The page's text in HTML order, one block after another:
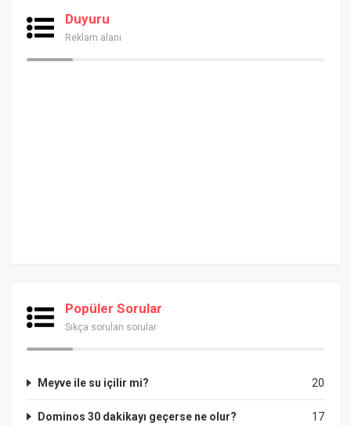
Duyuru
Reklam alanı
Popüler Sorular
Sıkça sorulan sorular
20
Meyve ile su içilir mi?
17
Dominos 30 dakikayı geçerse ne olur?